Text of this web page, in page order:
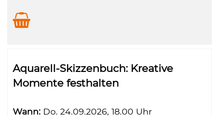
Aquarell-Skizzenbuch: Kreative
Momente festhalten
Wann: Do. 24.09.2026, 18.00 Uhr